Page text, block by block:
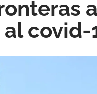
covid-